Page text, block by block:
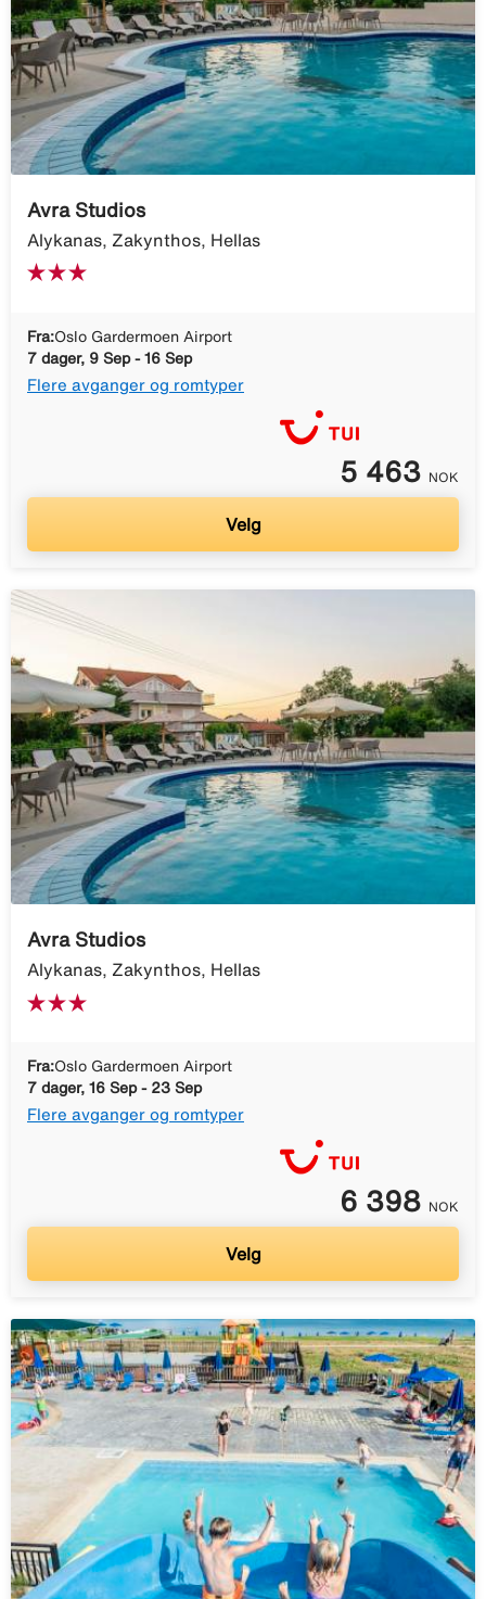
Avra Studios
Alykanas, Zakynthos, Hellas
Fra:Oslo Gardermoen Airport
7 dager, 9 Sep - 16 Sep
Flere avganger og romtyper
5 463 NOK
Velg
Avra Studios
Alykanas, Zakynthos, Hellas
Fra:Oslo Gardermoen Airport
7 dager, 16 Sep - 23 Sep
Flere avganger og romtyper
6 398 NOK
Velg